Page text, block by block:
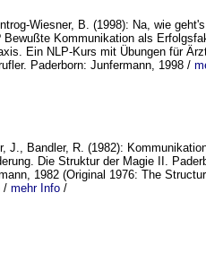
Wiesner, B. (1998): Na, wie
Bewußte Kommunikation als
Ein NLP-Kurs mit Übungen für
Paderborn: Junfermann, 1998 /
J., Bandler, R. (1982):
Die Struktur der Magie II.
1982 (Original 1976: The
/ mehr Info /